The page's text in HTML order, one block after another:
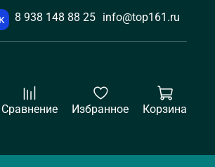
8 938 148 88 25 info@top161.ru
Сравнение Избранное Корзина